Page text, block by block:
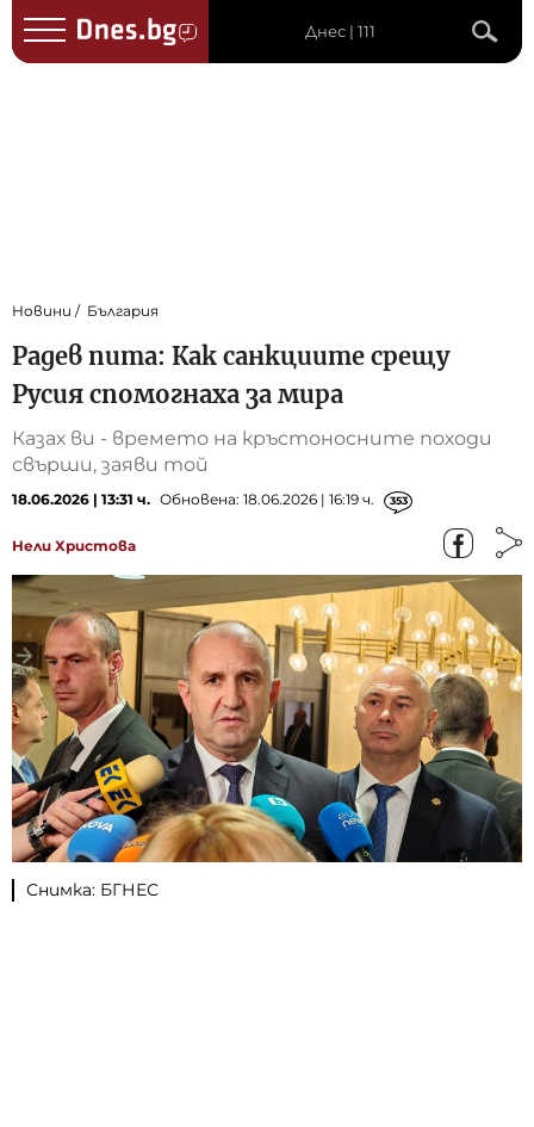
Днес | 111
Новини България
Радев пита: Как санкциите срещу
Русия спомогнаха за мира
Казах ви - времето на кръстоносните походи
свърши, заяви той
18.06.2026 | 13:31 ч. Обновена: 18.06.2026 | 16:19 ч. 353
Нели Христова
Снимка: БГНЕС